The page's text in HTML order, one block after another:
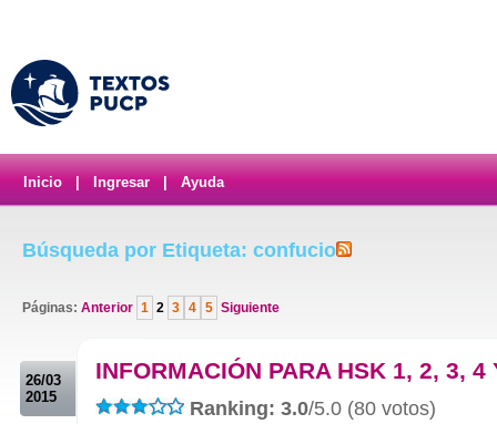
Inicio Ingresar Ayuda
Búsqueda por Etiqueta: confucio
Páginas: Anterior 1 2 3 4 5 Siguiente
26/03
2015
INFORMACIÓN PARA HSK 1, 2, 3, 4
Ranking: 3.0/5.0 (80 votos)